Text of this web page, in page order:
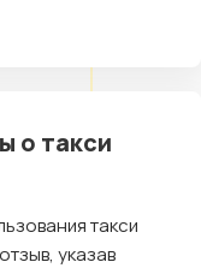
о такси
такси
указав